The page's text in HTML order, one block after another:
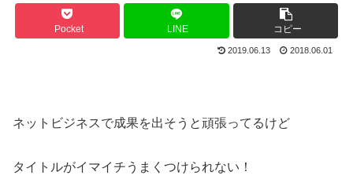
Pocket LINE コピー
2019.06.13 2018.06.01
ネットビジネスで成果を出そうと頑張ってるけど
タイトルがイマイチうまくつけられない！